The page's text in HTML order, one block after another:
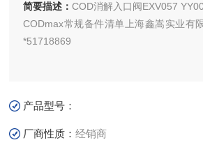
简要描述：COD消解入口阀EXV057
CODmax常规备件清单上海鑫嵩实业有
*51718869
产品型号：
厂商性质：经销商